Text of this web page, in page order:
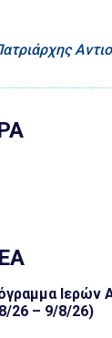
Ιερών
26 – 9/8/26)